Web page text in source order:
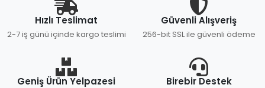
Hızlı Teslimat
2-7 iş günü içinde kargo teslimi
Güvenli Alışveriş
256-bit SSL ile güvenli ödeme
Geniş Ürün Yelpazesi Birebir Destek